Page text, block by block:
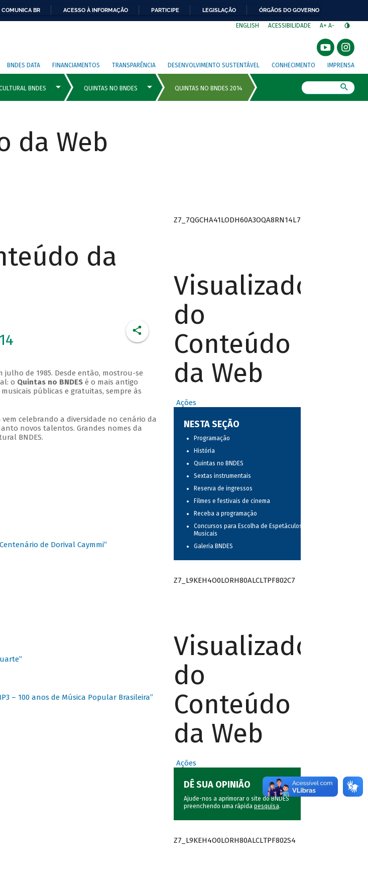
COMUNICA BR ACESSO À INFORMAÇÃO PARTICIPE LEGISLAÇÃO ÓRGÃOS DO GOVERNO
ENGLISH ACESSIBILIDADE A+ A-
BNDES DATA FINANCIAMENTOS TRANSPARÊNCIA DESENVOLVIMENTO SUSTENTÁVEL CONHECIMENTO IMPRENSA
da Web
da
julho de 1985. Desde então, mostrou-se
o Quintas no BNDESé o mais antigo
públicas e gratuitas, sempre às
vem celebrando a diversidade no cenário da
novos talentos. Grandes nomes da
BNDES.
de Dorival Caymmi”
– 100 anos de Música Popular Brasileira”
Z7_7QGCHA41LODH60A3OQA8RN14L7
Visualizador
do
Conteúdo
da Web
Ações
NESTA SEÇÃO
Programação
História
Quintas no BNDES
Sextas instrumentais
Reserva de ingressos
Filmes e festivais de cinema
Receba a programação
Concursos para Escolha de Espetáculos
Musicais
Galeria BNDES
Z7_L9KEH4O0LORH80ALCLTPF802C7
Visualizador
do
Conteúdo
da Web
Ações
DÊ SUA OPINIÃO
Ajude-nos a aprimorar o site do BNDES
preenchendo uma rápida pesquisa.
Z7_L9KEH4O0LORH80ALCLTPF802S4